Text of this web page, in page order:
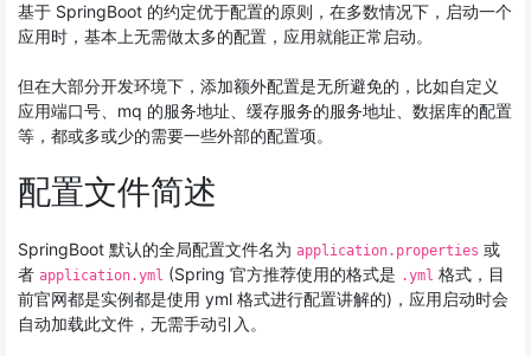
基于 SpringBoot 的约定优于配置的原则，在多数情况下，启动一个
应用时，基本上无需做太多的配置，应用就能正常启动。
但在大部分开发环境下，添加额外配置是无所避免的，比如自定义
应用端口号、mq 的服务地址、缓存服务的服务地址、数据库的配置
等，都或多或少的需要一些外部的配置项。
配置文件简述
SpringBoot 默认的全局配置文件名为 application.properties 或
者 application.yml (Spring 官方推荐使用的格式是 .yml 格式，目
前官网都是实例都是使用 yml 格式进行配置讲解的)，应用启动时会
自动加载此文件，无需手动引入。